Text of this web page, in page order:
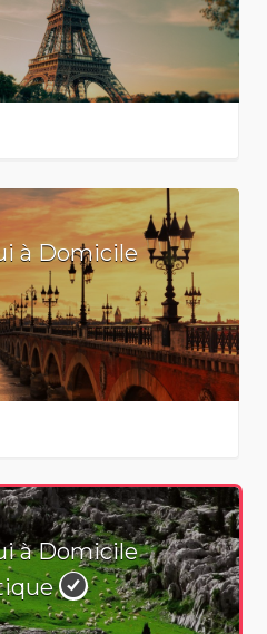
à Domicile
à Domicile